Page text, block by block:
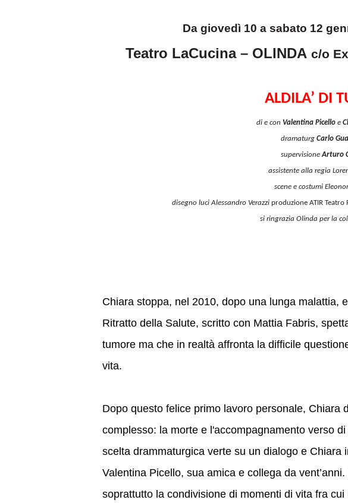
Da giovedì 10 a sabato 12
Teatro LaCucina – OLINDA c/o
ALDILA’ DI
di e con Valentina Picelloe
dramaturg Carlo
supervisioneArturo
assistente alla regia
scene e costumi
disegno luci Alessandro Verazzi produzione ATIR Teatro
si ringrazia Olinda per la
Chiara stoppa, nel 2010, dopo una lunga malattia,
Ritratto della Salute, scritto con Mattia Fabris,
tumore ma che in realtà affronta la difficile
vita.
Dopo questo felice primo lavoro personale, Chiara
complesso: la morte e l'accompagnamento verso
scelta drammaturgica verte su un dialogo e Chiara
Valentina Picello, sua amica e collega da
soprattutto la condivisione di momenti di vita fra